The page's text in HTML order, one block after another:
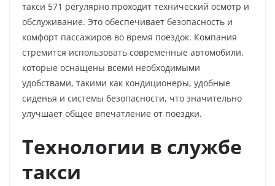
такси 571 регулярно проходит технический осмотр и
обслуживание. Это обеспечивает безопасность и
комфорт пассажиров во время поездок. Компания
стремится использовать современные автомобили,
которые оснащены всеми необходимыми
удобствами, такими как кондиционеры, удобные
сиденья и системы безопасности, что значительно
улучшает общее впечатление от поездки.
Технологии в службе
такси